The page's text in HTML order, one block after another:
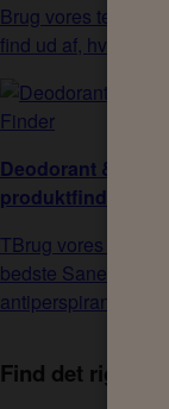
Brug vores test til
find ud af, hvordan
Deodorant &
produktfinder
TBrug vores værktøj
bedste Sanex
antiperspirant
Find det rigtige